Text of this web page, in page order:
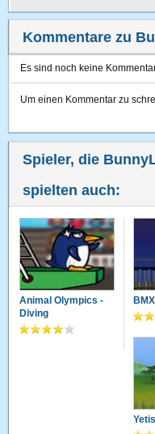
Kommentare zu
Es sind noch keine
Um einen Kommentar zu
Spieler, die
spielten auch:
Animal Olympics -
Diving